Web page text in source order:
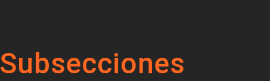
Subsecciones